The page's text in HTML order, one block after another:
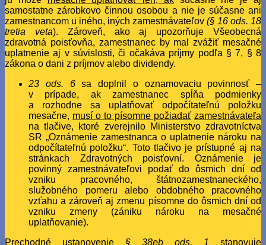
samostatne zárobkovo činnou osobou a nie je súčasne ani
zamestnancom u iného, iných zamestnávateľov (§ 16 ods. 18
tretia veta). Zároveň, ako aj upozorňuje Všeobecná
zdravotná poisťovňa, zamestnanec by mal zvážiť mesačné
uplatnenie aj v súvislosti, či očakáva príjmy podľa § 7, § 8
zákona o dani z príjmov alebo dividendy.
23 ods. 6sa doplnil o oznamovaciu povinnosť –
v prípade, ak zamestnanec spĺňa podmienky
a rozhodne sa uplatňovať odpočítateľnú položku
mesačne, musí o to písomne požiadať zamestnávateľa
na tlačive, ktoré zverejnilo Ministerstvo zdravotníctva
SR „Oznámenie zamestnanca o uplatnenie nároku na
odpočítateľnú položku“. Toto tlačivo je prístupné aj na
stránkach Zdravotných poisťovní. Oznámenie je
povinný zamestnávateľovi podať do ôsmich dní od
vzniku pracovného, štátnozamestnaneckého,
služobného pomeru alebo obdobného pracovného
vzťahu a zároveň aj zmenu písomne do ôsmich dní od
vzniku zmeny (zániku nároku na mesačné
uplatňovanie).
Prechodné ustanovenie § 38eb ods. 1 stanovuje